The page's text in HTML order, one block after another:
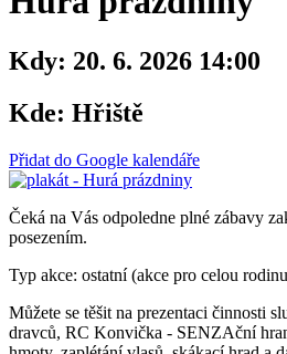
Kdy: 20. 6. 2026 14:00
Kde: Hřiště
Přidat do Google kalendáře
Čeká na Vás odpoledne plné zábavy
posezením.
Typ akce: ostatní (akce pro celou
Můžete se těšit na prezentaci činnosti
dravců, RC Konvička - SENZAční